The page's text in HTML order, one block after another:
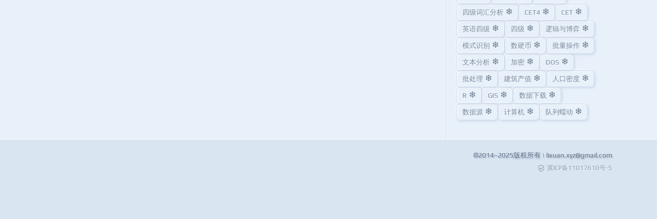
四级词汇分析 CET4 CET
英语四级 四级 逻辑与博弈
模式识别 数硬币 批量操作
文本分析 加密 DOS
批处理 建筑产值 人口密度
R GIS 数据下载
数据源 计算机 队列蠕动
©2014~2025版权所有 | lixuan.xyz@gmail.com
冀ICP备11017610号-5